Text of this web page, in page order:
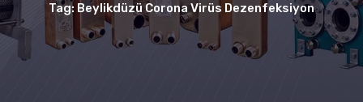
Tag: Beylikdüzü Corona Virüs Dezenfeksiyon